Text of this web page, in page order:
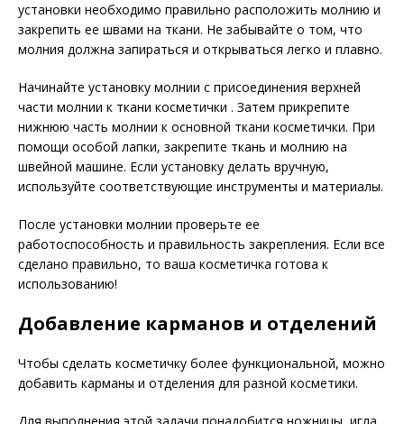
установки необходимо правильно расположить молнию и
закрепить ее швами на ткани. Не забывайте о том, что
молния должна запираться и открываться легко и плавно.
Начинайте установку молнии с присоединения верхней
части молнии к ткани косметички . Затем прикрепите
нижнюю часть молнии к основной ткани косметички. При
помощи особой лапки, закрепите ткань и молнию на
швейной машине. Если установку делать вручную,
используйте соответствующие инструменты и материалы.
После установки молнии проверьте ее
работоспособность и правильность закрепления. Если все
сделано правильно, то ваша косметичка готова к
использованию!
Добавление карманов и отделений
Чтобы сделать косметичку более функциональной, можно
добавить карманы и отделения для разной косметики.